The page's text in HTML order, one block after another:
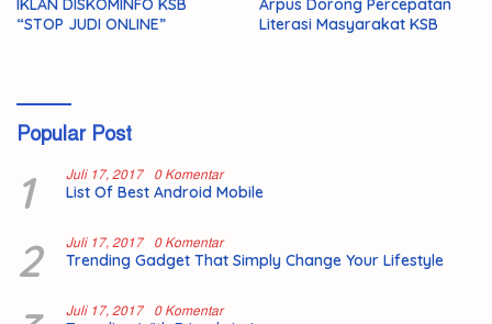
IKLAN DISKOMINFO KSB
“STOP JUDI ONLINE”
Arpus Dorong Percepatan
Literasi Masyarakat KSB
Popular Post
1 Juli 17, 2017 0 Komentar
List Of Best Android Mobile
2 Juli 17, 2017 0 Komentar
Trending Gadget That Simply Change Your Lifestyle
Juli 17, 2017 0 Komentar